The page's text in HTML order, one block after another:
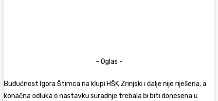
- Oglas -
Budućnost Igora Štimca na klupi HŠK Zrinjski i dalje nije riješena, a
konačna odluka o nastavku suradnje trebala bi biti donesena u